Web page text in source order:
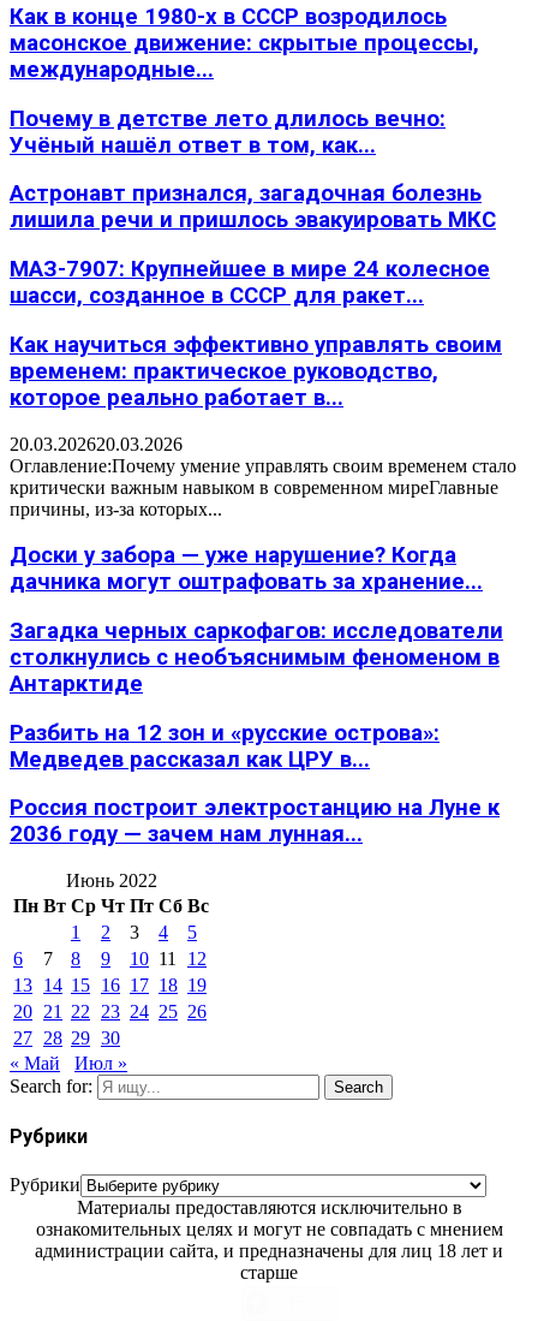
Как в конце 1980-х в СССР возродилось
масонское движение: скрытые процессы,
международные...
Почему в детстве лето длилось вечно:
Учёный нашёл ответ в том, как...
Астронавт признался, загадочная болезнь
лишила речи и пришлось эвакуировать МКС
МАЗ-7907: Крупнейшее в мире 24 колесное
шасси, созданное в СССР для ракет...
Как научиться эффективно управлять своим
временем: практическое руководство,
которое реально работает в...
20.03.202620.03.2026
Оглавление:Почему умение управлять своим временем стало
критически важным навыком в современном миреГлавные
причины, из-за которых...
Доски у забора — уже нарушение? Когда
дачника могут оштрафовать за хранение...
Загадка черных саркофагов: исследователи
столкнулись с необъяснимым феноменом в
Антарктиде
Разбить на 12 зон и «русские острова»:
Медведев рассказал как ЦРУ в...
Россия построит электростанцию на Луне к
2036 году — зачем нам лунная...
Июнь 2022
Пн Вт Ср Чт Пт Сб Вс
1
2 3 4
5
6
7 8 9 10 11
12
13 14 15 16 17 18 19
20 21 22 23 24 25 26
27 28 29 30
« Май
Июл »
Search for:
Search
Рубрики
Рубрики
Материалы предоставляются исключительно в
ознакомительных целях и могут не совпадать с мнением
администрации сайта, и предназначены для лиц 18 лет и
старше